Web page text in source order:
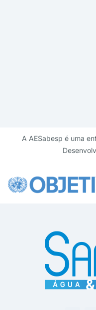
A AESabesp é uma